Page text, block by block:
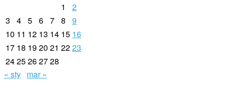
1
2
3
4 5 6 7 8
9
10 11 12 13 14 15 16
17 18 1920 21 2223
2425262728
« sty mar »